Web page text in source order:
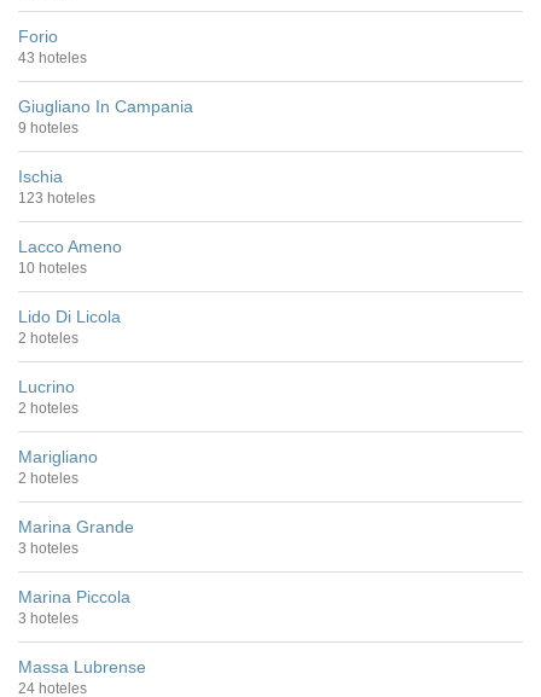
Forio
43 hoteles
Giugliano In Campania
9 hoteles
Ischia
123 hoteles
Lacco Ameno
10 hoteles
Lido Di Licola
2 hoteles
Lucrino
2 hoteles
Marigliano
2 hoteles
Marina Grande
3 hoteles
Marina Piccola
3 hoteles
Massa Lubrense
24 hoteles